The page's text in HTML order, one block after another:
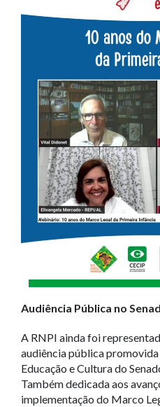
Audiência Pública no
A RNPI ainda foi
audiência pública
Educação e Cultura do
Também dedicada aos
implementação do Marco